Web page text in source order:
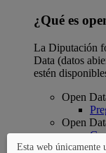
¿Qué es
La Diputación
Data (datos
estén
Open
Open
Esta web únicamente